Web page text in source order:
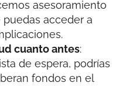
asesoramiento
acceder a
cuanto antes:
de espera, podrías
fondos en el